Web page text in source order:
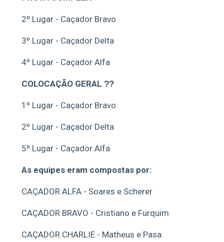
2º Lugar - Caçador Bravo
3º Lugar - Caçador Delta
4º Lugar - Caçador Alfa
COLOCAÇÃO GERAL ??
1º Lugar - Caçador Bravo
2º Lugar - Caçador Delta
5º Lugar - Caçador Alfa
As equipes eram compostas por:
CAÇADOR ALFA - Soares e Scherer
CAÇADOR BRAVO - Cristiano e Furquim
CAÇADOR CHARLIE - Matheus e Pasa